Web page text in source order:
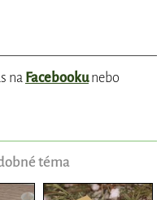
na Facebookunebo
téma